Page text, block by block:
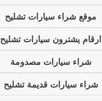
موقع شراء سيارات تشليح
ارقام يشترون سيارات تشليح
شراء سيارات مصدومة
شراء سيارات قديمة تشليح